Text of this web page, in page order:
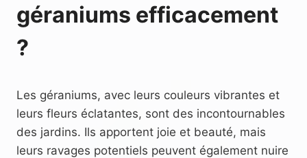
géraniums efficacement
?
Les géraniums, avec leurs couleurs vibrantes et
leurs fleurs éclatantes, sont des incontournables
des jardins. Ils apportent joie et beauté, mais
leurs ravages potentiels peuvent également nuire